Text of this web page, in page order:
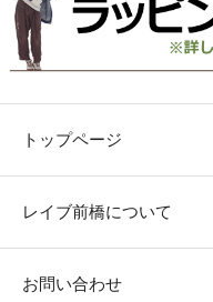
トップページ
レイブ前橋について
お問い合わせ